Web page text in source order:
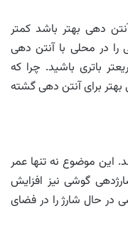
دهی بهتر باشد کمتر
را در محلی با آنتن دهی
باتری باشید. چرا که
برای آنتن دهی گشته
این موضوع نه تنها عمر
گوشی نیز افزایش
در حال شارژ را در فضای